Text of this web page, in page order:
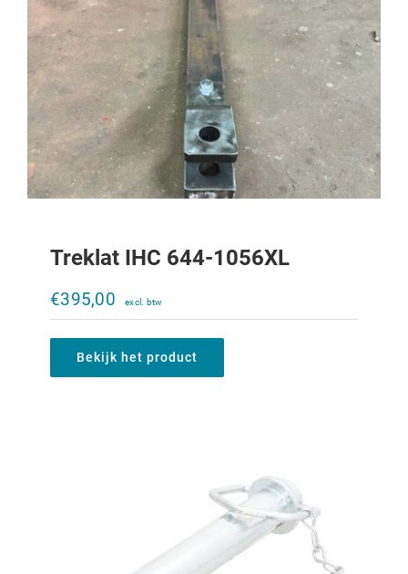
Treklat IHC 644-1056XL
€395,00
Bekijk het product
€10,00